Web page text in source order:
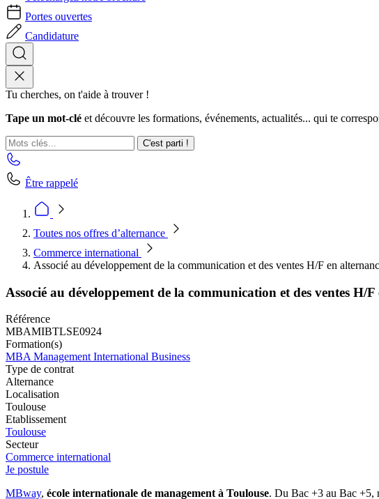
Portes ouvertes
Candidature
Tu cherches, on t'aide à trouver !
Tape un mot-clé et découvre les formations, événements, actualités... qui te
C'est parti !
Être rappelé
Toutes nos offres d’alternance
Commerce international
Associé au développement de la communication et des ventes H/F en
Associé au développement de la communication et des ventes H/
Référence
MBAMIBTLSE0924
Formation(s)
MBA Management International Business
Type de contrat
Alternance
Localisation
Toulouse
Etablissement
Toulouse
Secteur
Commerce international
Je postule
MBway, école internationale de management à Toulouse. Du Bac +3 au Bac +5,